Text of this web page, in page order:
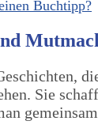
Buchtipp?
Sie